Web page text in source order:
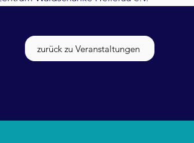
zurück zu Veranstaltungen